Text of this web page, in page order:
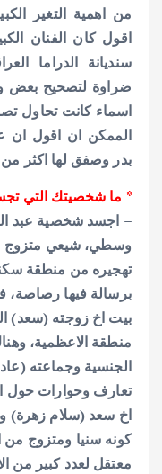
من اهمية التغير
اقول كان الفنان
سنديانة الدراما
ضراوة لتصحيح بعض
اسماء كانت تحاول
الممكن ان اقول ان
بدر وصفق لها اكثر
* ما شخصيتك التي
– اجسد شخصية عبد
وسطي، شيعي متزوج
تهجيره من منطقة
برسالة فيها
بيت اخ زوجته (سعد)
منطقة الاعظمية،
الجنسية وجماعته
تعارف وحوارات حول
اخ سعد (سلام زهرة)
كونه سنيا ومتزوج من
معتقل لعدد كبير